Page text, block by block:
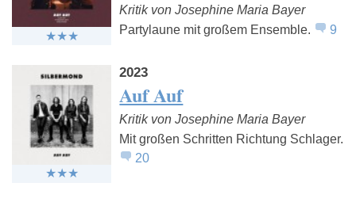
Kritik von Josephine Maria Bayer
Partylaune mit großem Ensemble.
9
2023
Auf Auf
Kritik von Josephine Maria Bayer
Mit großen Schritten Richtung Schlager.
20